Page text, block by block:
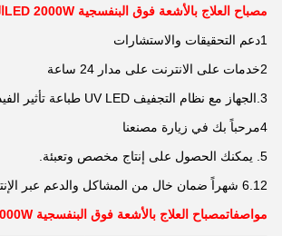
مصباح العلاج بالأشعة فوق البنفسجية LED 2000W
1دعم التحقيقات والاستشارات
2خدمات على الانترنت على مدار 24 ساعة
3.الجهاز مع نظام التجفيف UV LED طباعة تأثير الفيديو متاح لك
4مرحباً بك في زيارة مصنعنا
5. يمكنك الحصول على إنتاج مخصص وتعبئة.
6.12 شهراً ضمان خال من المشاكل والدعم عبر الإنترنت
مواصفاتمصباح العلاج بالأشعة فوق البنفسجية LED 2000W